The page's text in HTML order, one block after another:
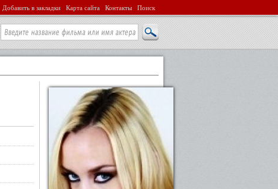
Добавить в закладки Карта сайта Контакты Поиск